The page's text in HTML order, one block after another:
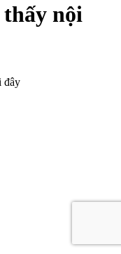
nội
đây